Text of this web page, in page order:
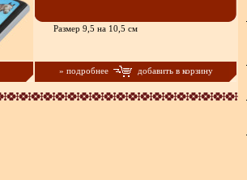
Размер 9,5 на 10,5 см
» подробнее добавить в корзину